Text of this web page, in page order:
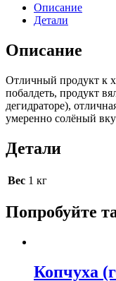
Описание
Детали
Описание
Отличный продукт к
побалдеть, продукт
дегидраторе),
умеренно солёный
Детали
Вес 1 кг
Попробуйте
Копчуха